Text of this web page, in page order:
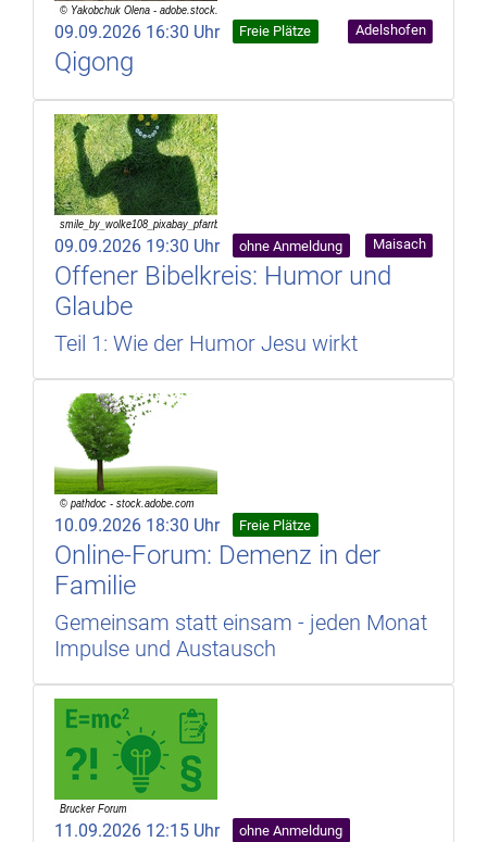
09.09.2026 16:30 Uhr Freie Plätze Adelshofen
Qigong
09.09.2026 19:30 Uhr ohne Anmeldung Maisach
Offener Bibelkreis: Humor und
Glaube
Teil 1: Wie der Humor Jesu wirkt
10.09.2026 18:30 Uhr Freie Plätze
Online-Forum: Demenz in der
Familie
Gemeinsam statt einsam - jeden Monat
Impulse und Austausch
11.09.2026 12:15 Uhr
ohne Anmeldung